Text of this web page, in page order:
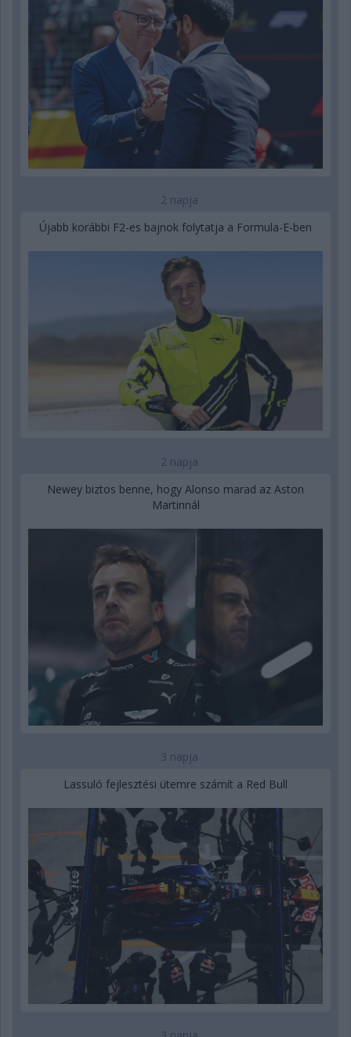
2 napja
Újabb korábbi F2-es bajnok folytatja a Formula-E-ben
2 napja
Newey biztos benne, hogy Alonso marad az Aston
Martinnál
3 napja
Lassuló fejlesztési ütemre számít a Red Bull